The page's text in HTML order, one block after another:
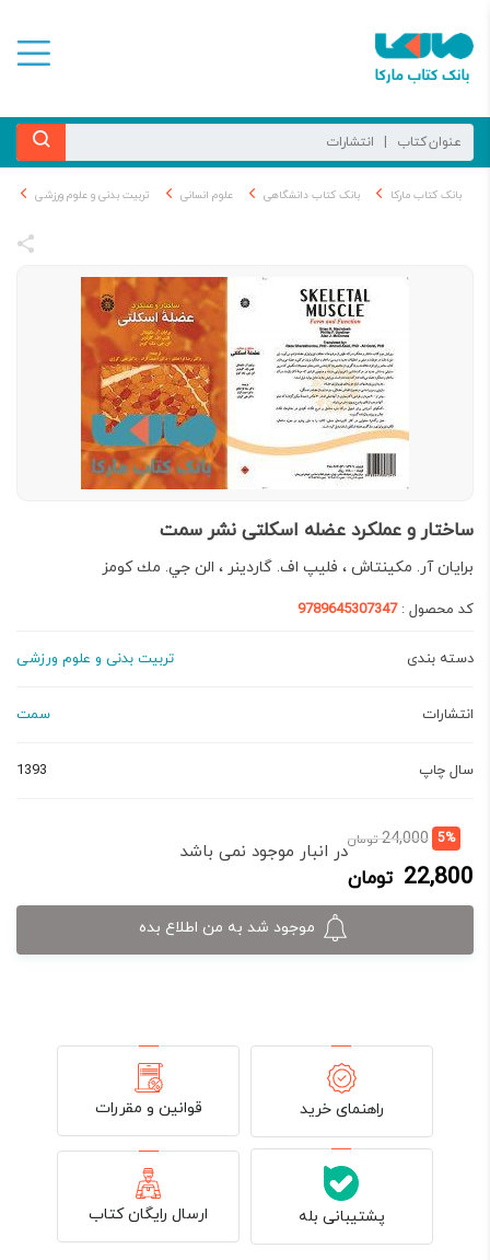
بانک کتاب مارکا بانک کتاب دانشگاهی علوم انسانی تربیت بدنی و علوم ورزشی
ساختار و عملکرد عضله اسکلتی نشر سمت
برايان آر. مكينتاش ، فليپ اف. گاردينر ، الن جي. مك كومز
کد محصول :9789645307347
دسته بندی تربیت بدنی و علوم ورزشی
انتشارات سمت
سال چاپ 1393
5%
24,000 تومانقیمت
اصلی:
22,800 تومان
قیمت
فعلی:
22,800 تومان.
در انبار موجود نمی باشد
موجود شد به من اطلاع بده
راهنمای خرید قوانین و مقررات
پشتیبانی بله ارسال رایگان کتاب